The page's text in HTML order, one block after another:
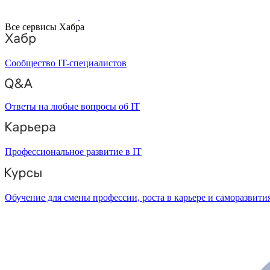
Все сервисы Хабра
Сообщество IT-специалистов
Ответы на любые вопросы об IT
Профессиональное развитие в IT
Обучение для смены профессии, роста в карьере и